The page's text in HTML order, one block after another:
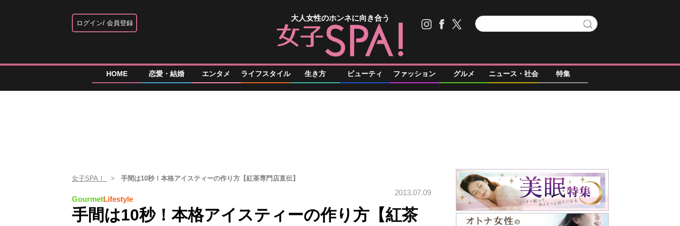
ログイン 会員登録
大人女性のホンネに向き合う
HOME 恋愛・結婚 エンタメ ライフスタイル 生き方 ビューティ ファッション グルメ ニュース・社会 特集
女子SPA！ 手間は10秒！本格アイスティーの作り方【紅茶専門店直伝】
GourmetLifestyle
2013.07.09
手間は10秒！本格アイスティーの作り方【紅茶